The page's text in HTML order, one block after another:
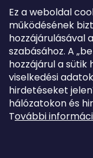
Ez a weboldal
működésének
hozzájárulásával
szabásához. A
hozzájárul a sütik
viselkedési
hirdetéseket
hálózatokon és
További
Márkánk története
A gyártótól történő
Kapcsolat
Garancia és
Kapcsolat
tamogatas@